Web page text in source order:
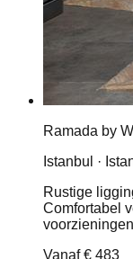
Ramada by
Istanbul ·
Rustige
Comfortabel
Vanaf€ 483